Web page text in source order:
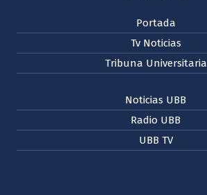
Portada
Tv Noticias
Tribuna Universitaria
Noticias UBB
Radio UBB
UBB TV